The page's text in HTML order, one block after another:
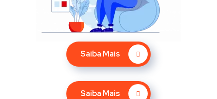
Saiba Mais
Saiba Mais